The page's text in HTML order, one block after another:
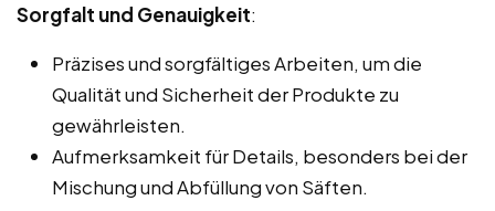
Sorgfalt und Genauigkeit:
Präzises und sorgfältiges Arbeiten, um die
Qualität und Sicherheit der Produkte zu
gewährleisten.
Aufmerksamkeit für Details, besonders bei der
Mischung und Abfüllung von Säften.